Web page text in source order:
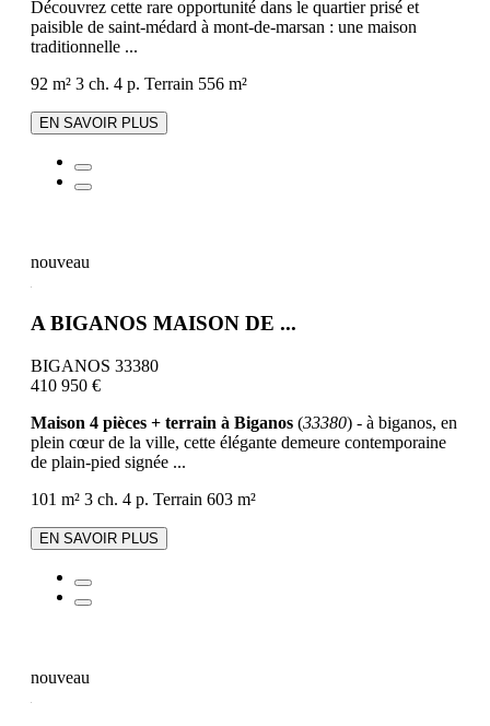
Découvrez cette rare opportunité dans le quartier prisé et
paisible de saint-médard à mont-de-marsan : une maison
traditionnelle ...
92 m² 3 ch. 4 p. Terrain 556 m²
EN SAVOIR PLUS
nouveau
A BIGANOS MAISON DE ...
BIGANOS 33380
410 950 €
Maison 4 pièces + terrain à Biganos (33380) - à biganos, en
plein cœur de la ville, cette élégante demeure contemporaine
de plain-pied signée ...
101 m² 3 ch. 4 p. Terrain 603 m²
EN SAVOIR PLUS
nouveau